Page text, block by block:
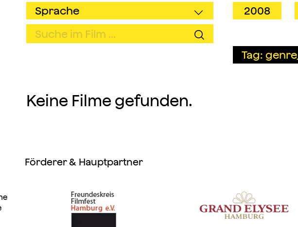
2008
Tag:
Keine Filme gefunden.
Förderer & Hauptpartner